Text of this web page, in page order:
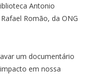
Antonio
Romão, da ONG
um documentário
em nossa